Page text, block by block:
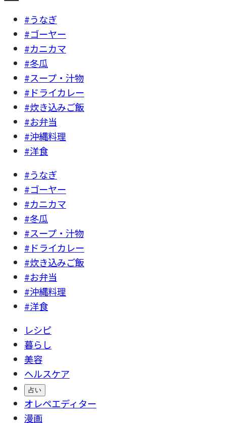
#うなぎ
#ゴーヤー
#カニカマ
#冬瓜
#スープ・汁物
#ドライカレー
#炊き込みご飯
#お弁当
#沖縄料理
#洋食
#うなぎ
#ゴーヤー
#カニカマ
#冬瓜
#スープ・汁物
#ドライカレー
#炊き込みご飯
#お弁当
#沖縄料理
#洋食
レシピ
暮らし
美容
ヘルスケア
占い
オレペエディター
漫画